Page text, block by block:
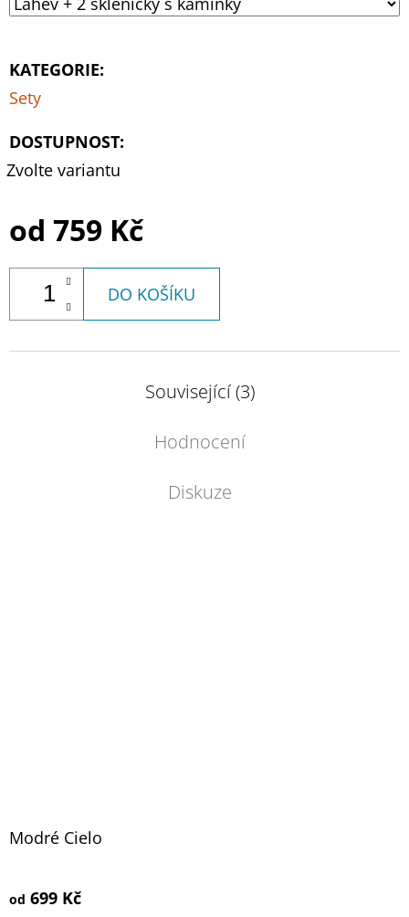
KATEGORIE:
Sety
DOSTUPNOST:
Zvolte variantu
od 759 Kč
DO KOŠÍKU
Související (3)
Hodnocení
Diskuze
Modré Cielo
od 699 Kč